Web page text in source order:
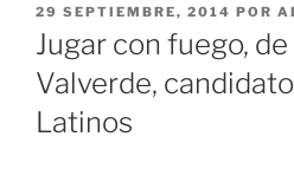
PUBLICADO
EL
29 SEPTIEMBRE, 2014 POR
Jugar con fuego,
Valverde,
Latinos